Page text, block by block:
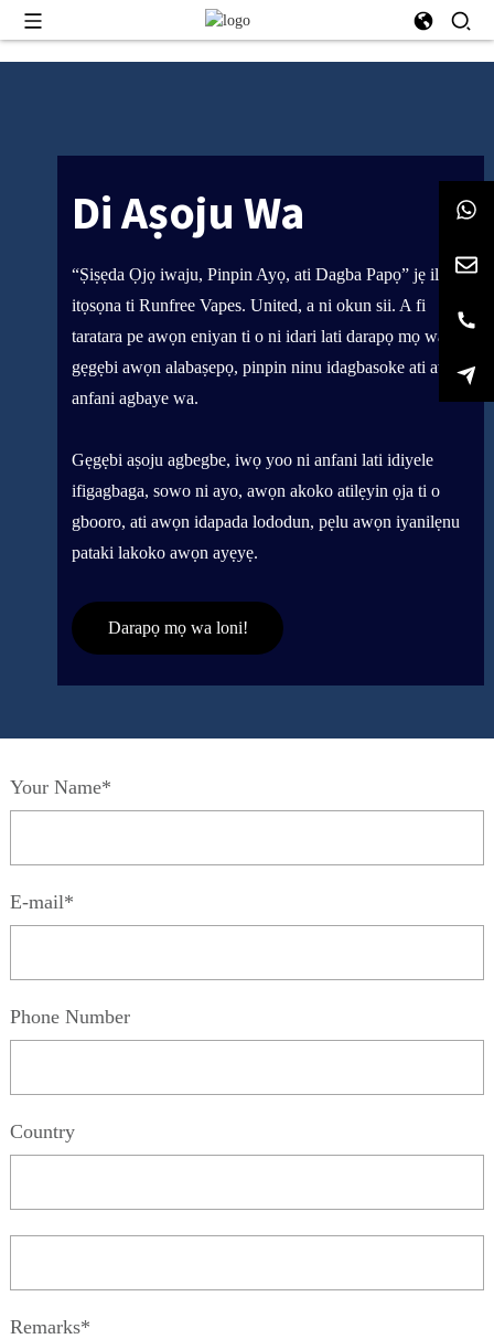
Di Aṣoju Wa
“Ṣiṣẹda Ọjọ iwaju, Pinpin Ayọ, ati Dagba Papọ” jẹ ilana
itọsọna ti Runfree Vapes. United, a ni okun sii. A fi
taratara pe awọn eniyan ti o ni idari lati darapọ mọ wa
gẹgẹbi awọn alabaṣepọ, pinpin ninu idagbasoke ati awọn
anfani agbaye wa.
Gẹgẹbi aṣoju agbegbe, iwọ yoo ni anfani lati idiyele
ifigagbaga, sowo ni ayo, awọn akoko atilẹyin ọja ti o
gbooro, ati awọn idapada lododun, pẹlu awọn iyanilẹnu
pataki lakoko awọn ayẹyẹ.
Darapọ mọ wa loni!
Your Name*
E-mail*
Phone Number
Country
Remarks*